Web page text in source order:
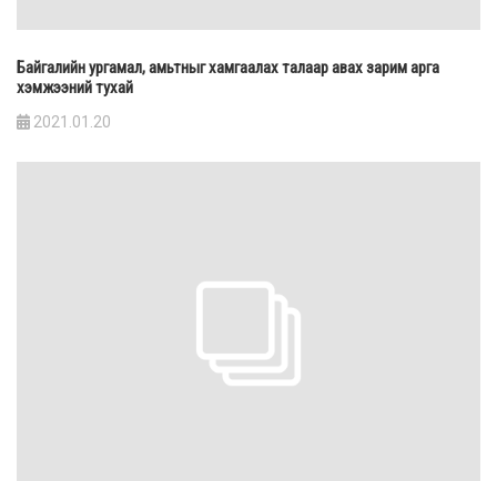
Байгалийн ургамал, амьтныг хамгаалах талаар авах зарим арга
хэмжээний тухай
2021.01.20